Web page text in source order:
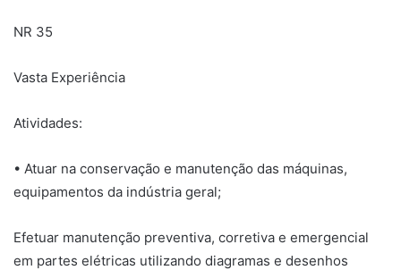
NR 35
Vasta Experiência
Atividades:
• Atuar na conservação e manutenção das máquinas,
equipamentos da indústria geral;
Efetuar manutenção preventiva, corretiva e emergencial
em partes elétricas utilizando diagramas e desenhos